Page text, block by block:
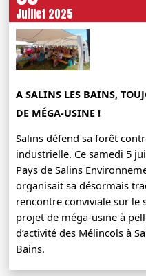
Juillet 2025
A SALINS LES BAINS,
DE MÉGA-USINE !
Salins défend sa forêt
industrielle. Ce samedi 5
Pays de Salins
organisait sa désormais
rencontre conviviale sur le
projet de méga-usine à
d’activité des Mélincols à
Bains.